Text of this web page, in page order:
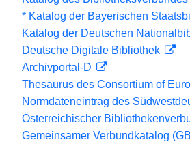
* Katalog der Bayerischen
Katalog der Deutschen
Deutsche Digitale Bibliothek
Archivportal-D
Thesaurus des Consortium of
Normdateneintrag des
Österreichischer
Gemeinsamer Verbundkatalog